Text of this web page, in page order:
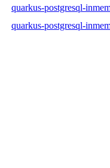
quarkus-postgresql-
quarkus-postgresql-